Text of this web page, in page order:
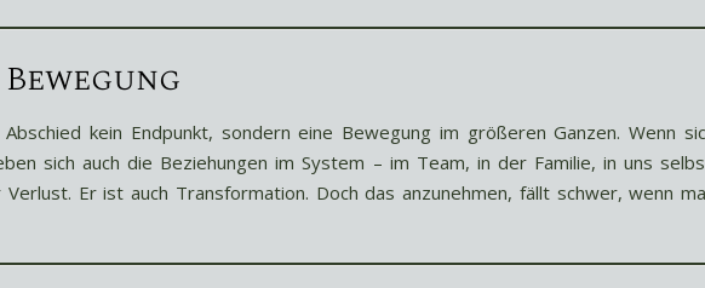
kein Endpunkt, sondern eine Bewegung im größeren Ganzen. Wenn
sich auch die Beziehungen im System – im Team, in der Familie, in uns
Er ist auch Transformation. Doch das anzunehmen, fällt schwer, wenn